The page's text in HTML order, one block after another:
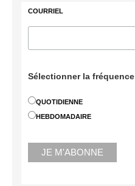
COURRIEL
Sélectionner la fréquence
QUOTIDIENNE
HEBDOMADAIRE